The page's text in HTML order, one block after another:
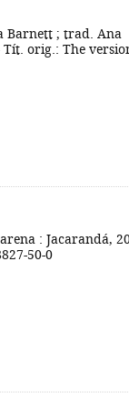
Barnett ; trad. Ana
Tít. orig.: The
: Jacarandá,
50-0